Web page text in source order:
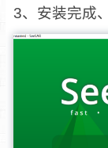
3、安装完成